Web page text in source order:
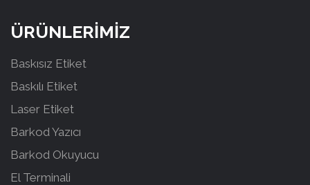
ÜRÜNLERİMİZ
Baskısız Etiket
Baskılı Etiket
Laser Etiket
Barkod Yazıcı
Barkod Okuyucu
El Terminali